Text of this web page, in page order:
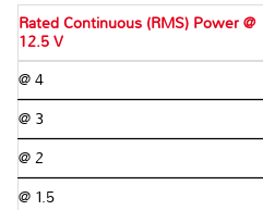
Rated Continuous (RMS) Power @
12.5 V
@ 4 Ω
@ 3 Ω
@ 2 Ω
@ 1.5 Ω